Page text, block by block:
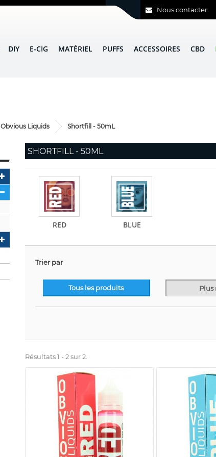
Nous contacter
DIY E-CIG MATÉRIEL PUFFS ACCESSOIRES CBD
Obvious Liquids Shortfill - 50mL
SHORTFILL - 50ML
RED BLUE
Trier par
Tous les produits Plus
Résultats 1 - 2 sur 2.